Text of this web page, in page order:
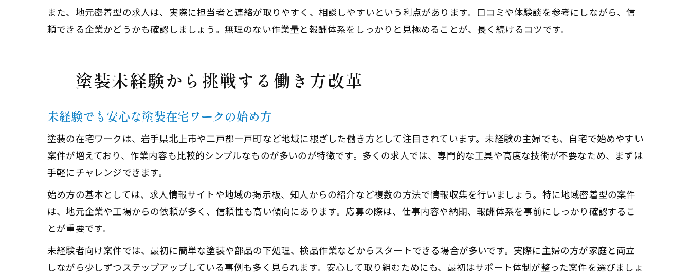
また、地元密着型の求人は、実際に担当者と連絡が取りやすく、相談しやすいという利点があります。口コミや体験談を参考にしながら、信
頼できる企業かどうかも確認しましょう。無理のない作業量と報酬体系をしっかりと見極めることが、長く続けるコツです。
塗装未経験から挑戦する働き方改革
未経験でも安心な塗装在宅ワークの始め方
塗装の在宅ワークは、岩手県北上市や二戸郡一戸町など地域に根ざした働き方として注目されています。未経験の主婦でも、自宅で始めやすい
案件が増えており、作業内容も比較的シンプルなものが多いのが特徴です。多くの求人では、専門的な工具や高度な技術が不要なため、まずは
手軽にチャレンジできます。
始め方の基本としては、求人情報サイトや地域の掲示板、知人からの紹介など複数の方法で情報収集を行いましょう。特に地域密着型の案件
は、地元企業や工場からの依頼が多く、信頼性も高い傾向にあります。応募の際は、仕事内容や納期、報酬体系を事前にしっかり確認するこ
とが重要です。
未経験者向け案件では、最初に簡単な塗装や部品の下処理、検品作業などからスタートできる場合が多いです。実際に主婦の方が家庭と両立
しながら少しずつステップアップしている事例も多く見られます。安心して取り組むためにも、最初はサポート体制が整った案件を選びましょ